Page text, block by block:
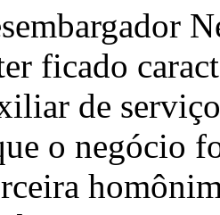
ficado
de
o negócio